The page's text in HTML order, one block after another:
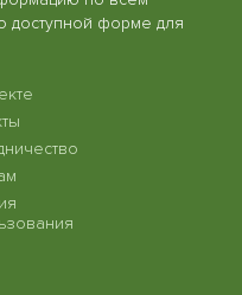
доступной форме для